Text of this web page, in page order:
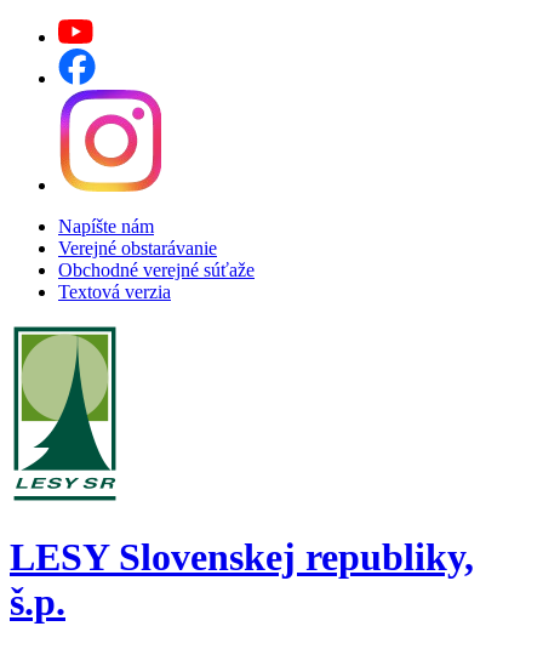
Napíšte nám
Verejné obstarávanie
Obchodné verejné súťaže
Textová verzia
LESY Slovenskej republiky,
š.p.